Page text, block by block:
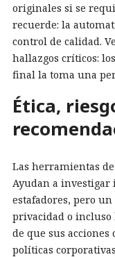
originales si se
recuerde: la
control de calidad.
hallazgos críticos:
final la toma una
Ética,
Las herramientas
Ayudan a investigar
estafadores, pero
privacidad o incluso
de que sus
políticas